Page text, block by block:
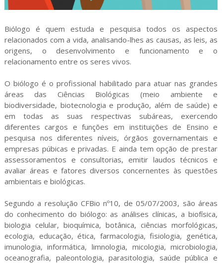
Biólogo é quem estuda e pesquisa todos os aspectos
relacionados com a vida, analisando-lhes as causas, as leis, as
origens, o desenvolvimento e funcionamento e o
relacionamento entre os seres vivos.
O biólogo é o profissional habilitado para atuar nas grandes
áreas das Ciências Biológicas (meio ambiente e
biodiversidade, biotecnologia e produção, além de saúde) e
em todas as suas respectivas subáreas, exercendo
diferentes cargos e funções em instituições de Ensino e
pesquisa nos diferentes níveis, órgãos governamentais e
empresas púbicas e privadas. E ainda tem opção de prestar
assessoramentos e consultorias, emitir laudos técnicos e
avaliar áreas e fatores diversos concernentes às questões
ambientais e biológicas.
Segundo a resolução CFBio nº10, de 05/07/2003, são áreas
do conhecimento do biólogo: as análises clínicas, a biofísica,
biologia celular, bioquímica, botânica, ciências morfológicas,
ecologia, educação, ética, farmacologia, fisiologia, genética,
imunologia, informática, limnologia, micologia, microbiologia,
oceanografia, paleontologia, parasitologia, saúde pública e